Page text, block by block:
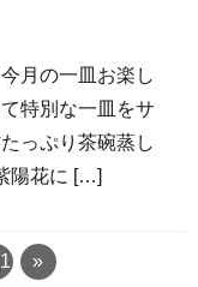
月の一皿お楽し
特別な一皿をサ
っぷり茶碗蒸し
陽花に […]
»